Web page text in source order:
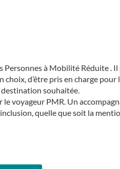
à Mobilité Réduite . Il
d’être pris en charge pour
destination souhaitée.
voyageur PMR. Un
quelle que soit la